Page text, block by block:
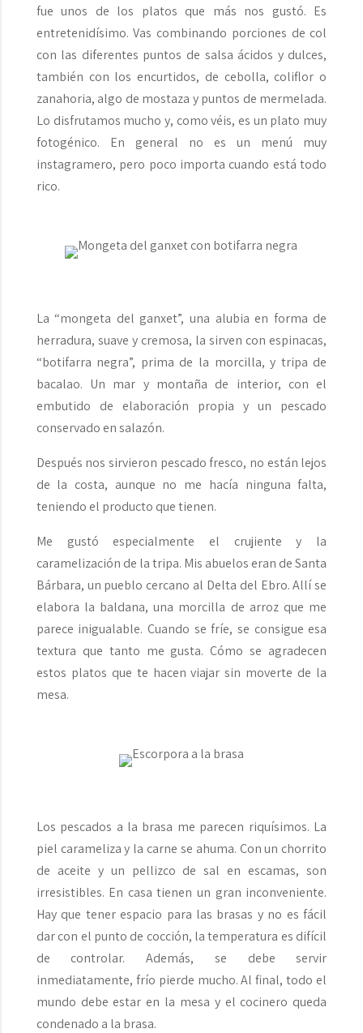
fue unos de los platos que más nos gustó. Es
entretenidísimo. Vas combinando porciones de col
con las diferentes puntos de salsa ácidos y dulces,
también con los encurtidos, de cebolla, coliflor o
zanahoria, algo de mostaza y puntos de mermelada.
Lo disfrutamos mucho y, como véis, es un plato muy
fotogénico. En general no es un menú muy
instagramero, pero poco importa cuando está todo
rico.
La “mongeta del ganxet”, una alubia en forma de
herradura, suave y cremosa, la sirven con espinacas,
“botifarra negra”, prima de la morcilla, y tripa de
bacalao. Un mar y montaña de interior, con el
embutido de elaboración propia y un pescado
conservado en salazón.
Después nos sirvieron pescado fresco, no están lejos
de la costa, aunque no me hacía ninguna falta,
teniendo el producto que tienen.
Me gustó especialmente el crujiente y la
caramelización de la tripa. Mis abuelos eran de Santa
Bárbara, un pueblo cercano al Delta del Ebro. Allí se
elabora la baldana, una morcilla de arroz que me
parece inigualable. Cuando se fríe, se consigue esa
textura que tanto me gusta. Cómo se agradecen
estos platos que te hacen viajar sin moverte de la
mesa.
Los pescados a la brasa me parecen riquísimos. La
piel carameliza y la carne se ahuma. Con un chorrito
de aceite y un pellizco de sal en escamas, son
irresistibles. En casa tienen un gran inconveniente.
Hay que tener espacio para las brasas y no es fácil
dar con el punto de cocción, la temperatura es difícil
de controlar. Además, se debe servir
inmediatamente, frío pierde mucho. Al final, todo el
mundo debe estar en la mesa y el cocinero queda
condenado a la brasa.